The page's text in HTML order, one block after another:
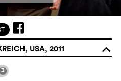
USA, 2011 o
3